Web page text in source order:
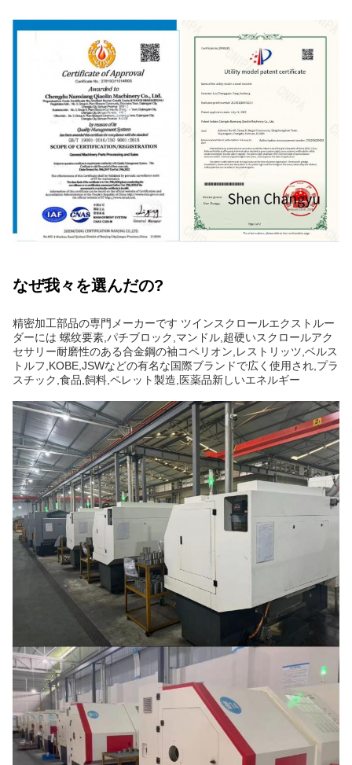
なぜ我々を選んだの?
精密加工部品の専門メーカーです ツインスクロールエクストルー
ダーには 螺纹要素,パチブロック,マンドル,超硬いスクロールアク
セサリー耐磨性のある合金鋼の袖コペリオン,レストリッツ,ベルス
トルフ,KOBE,JSWなどの有名な国際ブランドで広く使用され,プラ
スチック,食品,飼料,ペレット製造,医薬品新しいエネルギー